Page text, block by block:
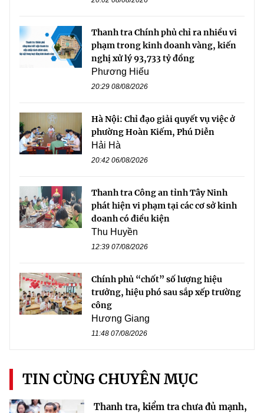
Thanh tra Chính phủ chỉ ra nhiều vi
phạm trong kinh doanh vàng, kiến
nghị xử lý 93,733 tỷ đồng
Phương Hiếu
20:29 08/08/2026
Hà Nội: Chỉ đạo giải quyết vụ việc ở
phường Hoàn Kiếm, Phú Diễn
Hải Hà
20:42 06/08/2026
Thanh tra Công an tỉnh Tây Ninh
phát hiện vi phạm tại các cơ sở kinh
doanh có điều kiện
Thu Huyền
12:39 07/08/2026
Chính phủ “chốt” số lượng hiệu
trưởng, hiệu phó sau sắp xếp trường
công
Hương Giang
11:48 07/08/2026
TIN CÙNG CHUYÊN MỤC
Thanh tra, kiểm tra chưa đủ mạnh,